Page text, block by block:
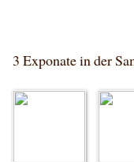
3 Exponate in der